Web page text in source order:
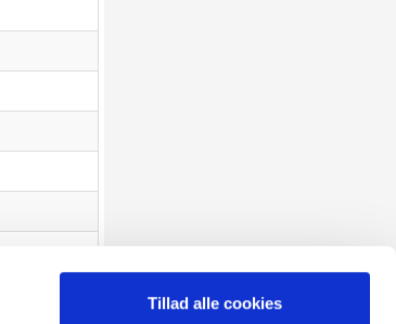
Tillad alle cookies